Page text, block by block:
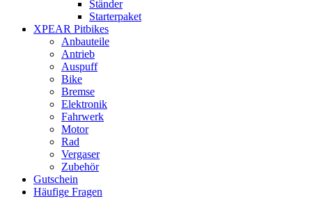
Ständer
Starterpaket
XPEAR Pitbikes
Anbauteile
Antrieb
Auspuff
Bike
Bremse
Elektronik
Fahrwerk
Motor
Rad
Vergaser
Zubehör
Gutschein
Häufige Fragen